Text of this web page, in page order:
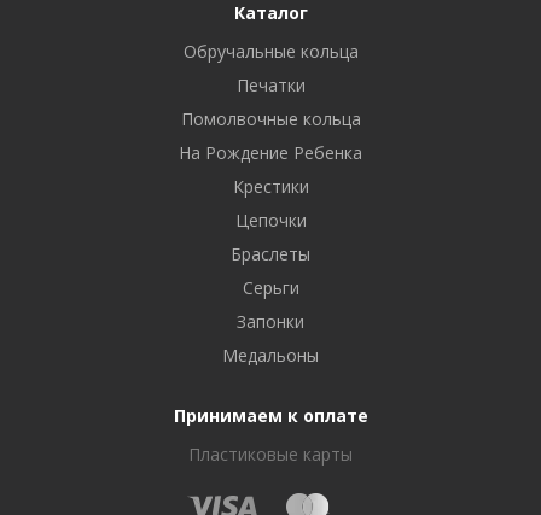
Каталог
Обручальные кольца
Печатки
Помолвочные кольца
На Рождение Ребенка
Крестики
Цепочки
Браслеты
Серьги
Запонки
Медальоны
Принимаем к оплате
Пластиковые карты